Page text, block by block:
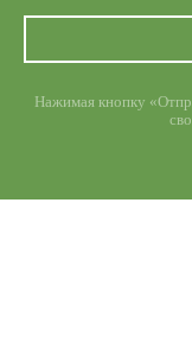
Нажимая кнопку